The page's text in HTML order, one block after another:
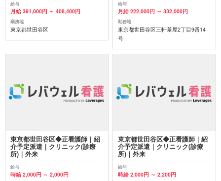
給与
月給 391,000円 ～ 408,400円
勤務地
東京都世田谷区
給与
月給 222,000円 ～ 332,000円
勤務地
東京都世田谷区三軒茶屋2丁目9番14
号
東京都世田谷区◆正看護師｜紹
介予定派遣｜クリニック(診療
所)｜外来
給与
時給 2,000円 ～ 2,000円
東京都世田谷区◆正看護師｜紹
介予定派遣｜クリニック(診療
所)｜外来
給与
時給 2,000円 ～ 2,200円